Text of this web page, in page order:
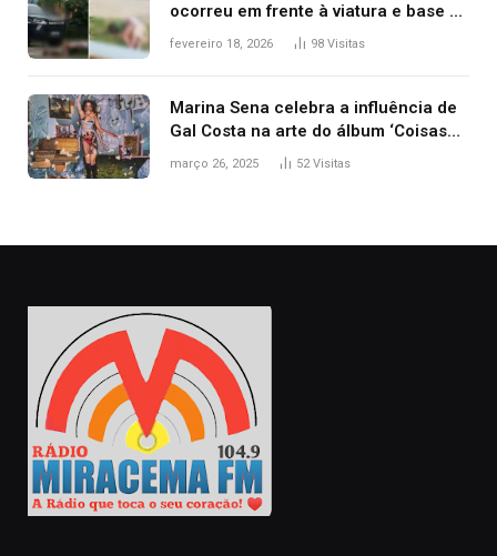
ocorreu em frente à viatura e base de
segurança; polícia investiga
fevereiro 18, 2026 98 Visitas
Marina Sena celebra a influência de
Gal Costa na arte do álbum ‘Coisas
naturais’
março 26, 2025 52Visitas